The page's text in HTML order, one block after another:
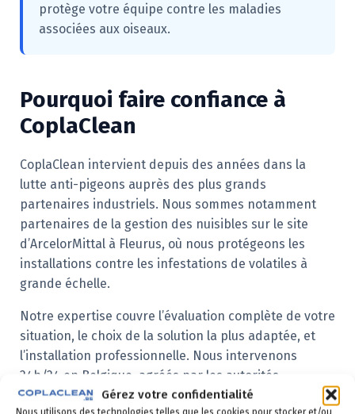
Gérez votre confidentialité
protège votre équipe contre les maladies
associées aux oiseaux.
Pourquoi faire confiance à
CoplaClean
CoplaClean intervient depuis des années dans la
lutte anti-pigeons auprès des plus grands
partenaires industriels. Nous sommes notamment
partenaires de la gestion des nuisibles sur le site
d’ArcelorMittal à Fleurus, où nous protégeons les
installations contre les infestations de volatiles à
grande échelle.
Notre expertise couvre l’évaluation complète de votre
situation, le choix de la solution la plus adaptée, et
l’installation professionnelle. Nous intervenons
24h/24 en Belgique, agréés par les autorités
compétentes.